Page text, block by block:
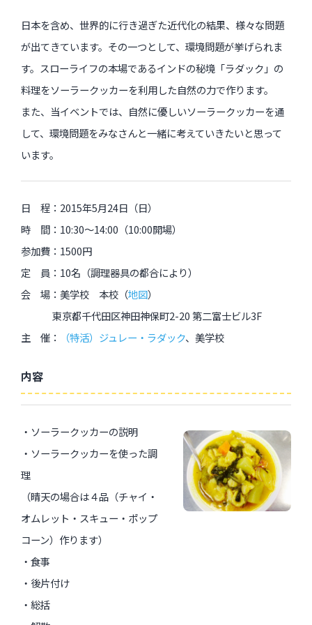
過去のイベント・オープン講座・展覧会
過去のイベント
過去のオープン講座
過去の展覧会
日本を含め、世界的に行き過ぎた近代化の結果、様々な問題
が出てきています。その一つとして、環境問題が挙げられま
す。スローライフの本場であるインドの秘境「ラダック」の
料理をソーラークッカーを利用した自然の力で作ります。
また、当イベントでは、自然に優しいソーラークッカーを通
して、環境問題をみなさんと一緒に考えていきたいと思って
います。
日 程：2015年5月24日（日）
時 間：10:30～14:00（10:00開場）
参加費：1500円
定 員：10名（調理器具の都合により）
会 場：美学校 本校（地図）
東京都千代田区神田神保町2-20 第二富士ビル3F
主 催：
（特活）ジュレー・ラダック、美学校
内容
・ソーラークッカーの説明
・ソーラークッカーを使った調
理
（晴天の場合は４品（チャイ・
オムレット・スキュー・ポップ
コーン）作ります）
・食事
・後片付け
・総括